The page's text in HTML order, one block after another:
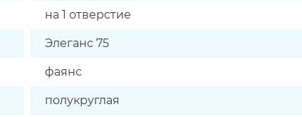
на 1 отверстие
Элеганс 75
фаянс
полукруглая